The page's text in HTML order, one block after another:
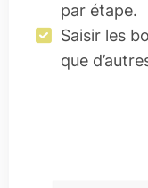
par étape.
Saisir les
que